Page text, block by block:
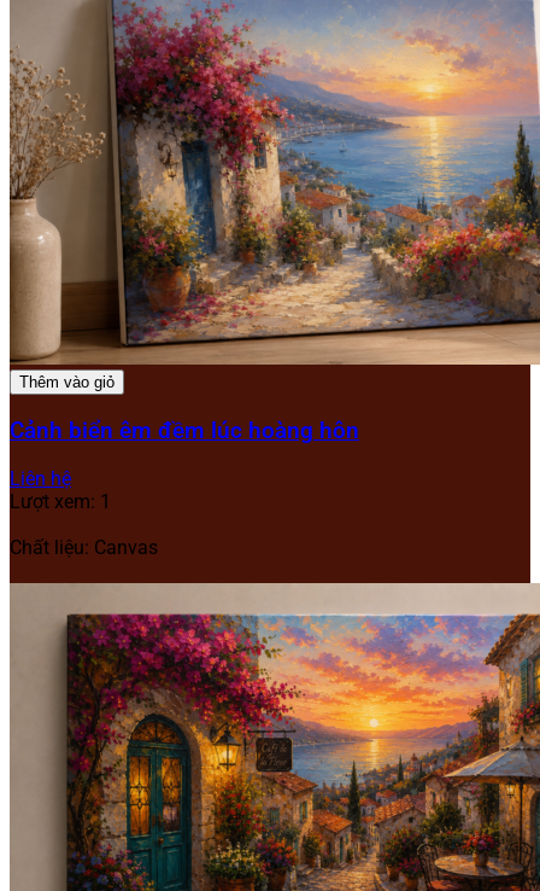
Thêm vào giỏ
Cảnh biển êm đềm lúc hoàng hôn
Liên hệ
Lượt xem: 1
Chất liệu: Canvas